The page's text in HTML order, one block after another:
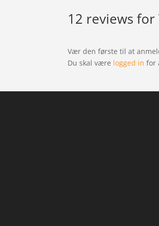
12 reviews for
Vær den første til at
Du skal være logged in for